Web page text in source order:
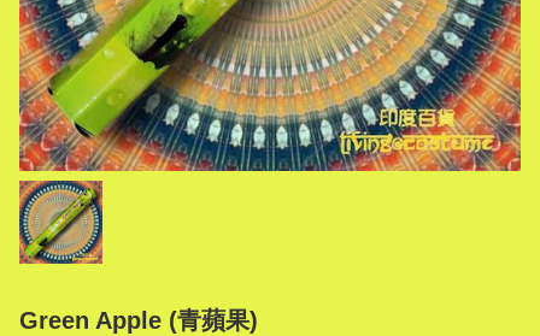
Green Apple (青蘋果)